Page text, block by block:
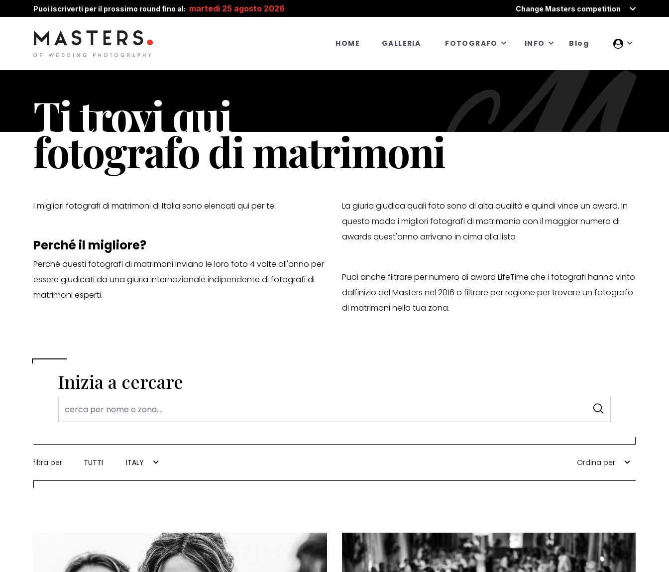
Puoi iscriverti per il prossimo round fino al: martedì 25 agosto 2026 Change Masters competition
HOME GALLERIA FOTOGRAFO INFO Blog
Ti trovi qui
fotografo di matrimoni
I migliori fotografi di matrimoni di Italia sono elencati qui per te.
Perché il migliore?
Perché questi fotografi di matrimoni inviano le loro foto 4 volte all'anno per
essere giudicati da una giuria internazionale indipendente di fotografi di
matrimoni esperti.
La giuria giudica quali foto sono di alta qualità e quindi vince un award. In
questo modo i migliori fotografi di matrimonio con il maggior numero di
awards quest'anno arrivano in cima alla lista
Puoi anche filtrare per numero di award LifeTime che i fotografi hanno vinto
dall'inizio del Masters nel 2016 o filtrare per regione per trovare un fotografo
di matrimoni nella tua zona.
Inizia a cercare
filtra per: TUTTI ITALY Ordina per